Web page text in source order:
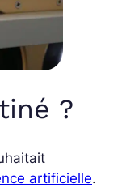
?
artificielle.